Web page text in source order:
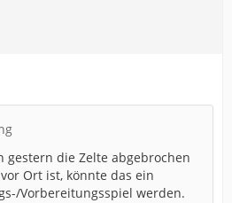
gestern die Zelte abgebrochen
Ort ist, könnte das ein
Vorbereitungsspiel werden.